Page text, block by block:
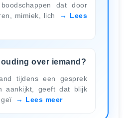
dat door
mimiek, lich
Lees
over iemand?
tijdens een gesprek
aankijkt, geeft dat blijk
Lees meer